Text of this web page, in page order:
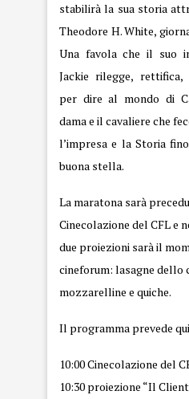
stabilirà la sua storia
Theodore H. White,
Una favola che il suo
Jackie rilegge, rettifica,
per dire al mondo di
dama e il cavaliere che
l’impresa e la Storia
buona stella.
La maratona sarà
Cinecolazione del CFL e
due proiezioni sarà il
cineforum: lasagne dello
mozzarelline e quiche.
Il programma prevede
10:00 Cinecolazione del
10:30 proiezione “Il